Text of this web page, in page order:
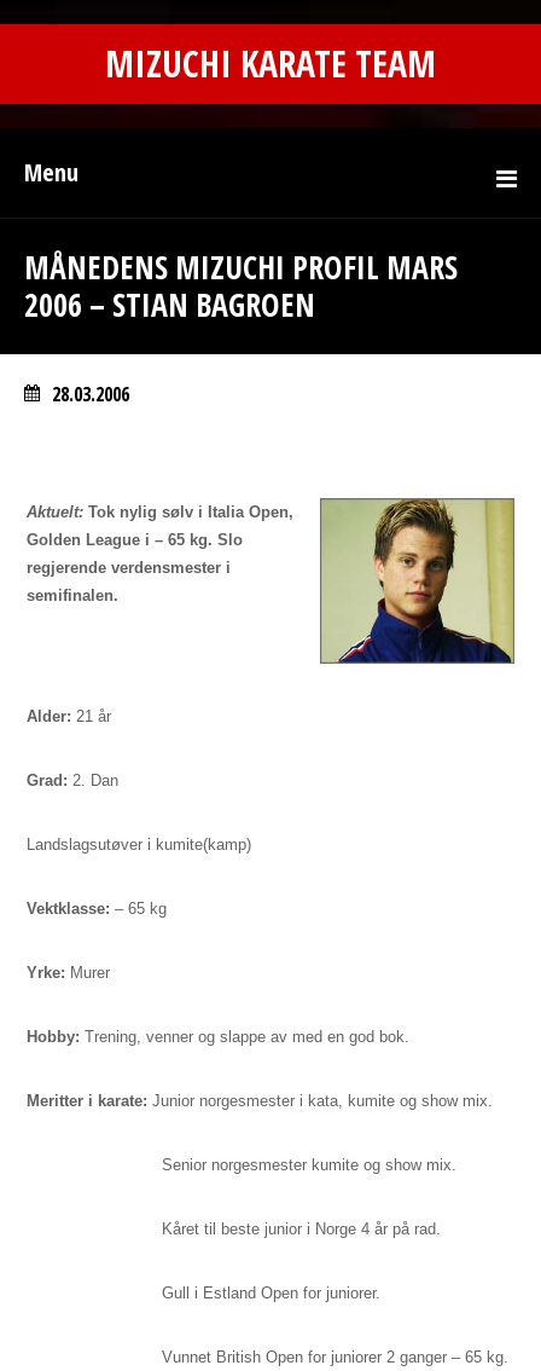
MIZUCHI KARATE TEAM
Menu
MÅNEDENS MIZUCHI PROFIL MARS
2006 – STIAN BAGROEN
28.03.2006
Aktuelt: Tok nylig sølv i Italia Open,
Golden League i – 65 kg. Slo
regjerende verdensmester i
semifinalen.
Alder: 21 år
Grad: 2. Dan
Landslagsutøver i kumite(kamp)
Vektklasse: – 65 kg
Yrke: Murer
Hobby: Trening, venner og slappe av med en god bok.
Meritter i karate: Junior norgesmester i kata, kumite og show mix.
Senior norgesmester kumite og show mix.
Kåret til beste junior i Norge 4 år på rad.
Gull i Estland Open for juniorer.
Vunnet British Open for juniorer 2 ganger – 65 kg.